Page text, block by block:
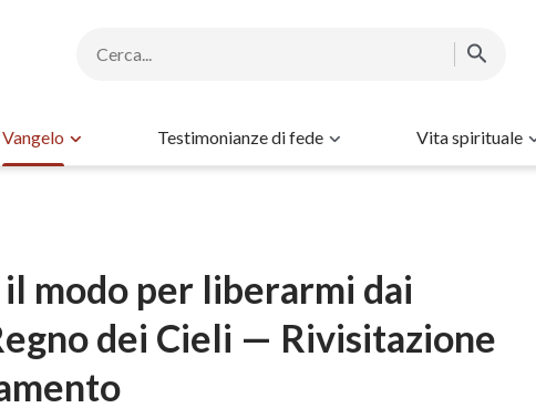
Vangelo Testimonianze di fede Vita spirituale
modo per liberarmi dai
dei Cieli — Rivisitazione